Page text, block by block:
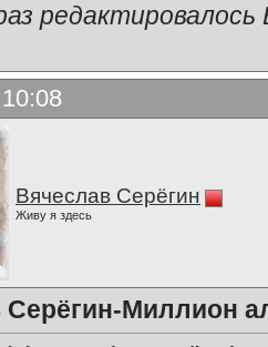
Вячеслав Серёгин
Живу я здесь
Серёгин-Миллион